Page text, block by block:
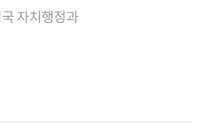
자치행정과